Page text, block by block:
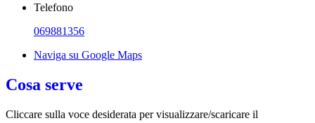
Telefono
069881356
Naviga su Google Maps
Cosa serve
Cliccare sulla voce desiderata per visualizzare/scaricare il